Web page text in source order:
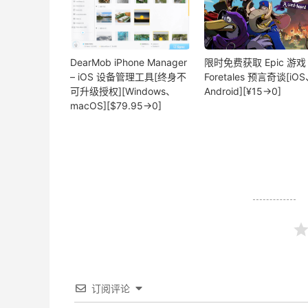
DearMob iPhone Manager
– iOS 设备管理工具[终身不
可升级授权][Windows、
macOS][$79.95→0]
限时免费获取 Epic 游戏
Foretales 预言奇谈[iOS
Android][¥15→0]
订阅评论